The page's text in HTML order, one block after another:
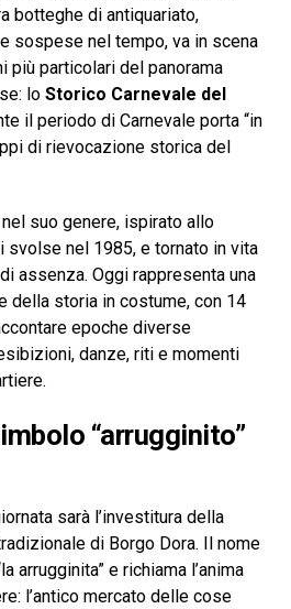
botteghe di antiquariato,
sospese nel tempo, va in scena
più particolari del panorama
lo Storico Carnevale del
il periodo di Carnevale porta “in
di rievocazione storica del
suo genere, ispirato allo
svolse nel 1985, e tornato in vita
assenza. Oggi rappresenta una
della storia in costume, con 14
epoche diverse
danze, riti e momenti
“arrugginito”
sarà l’investitura della
di Borgo Dora. Il nome
arrugginita” e richiama l’anima
l’antico mercato delle cose